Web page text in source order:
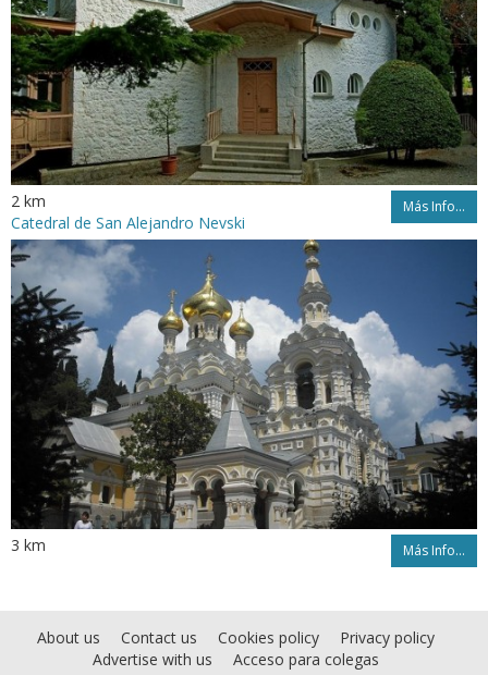
2 km Más Info...
Catedral de San Alejandro Nevski
3 km Más Info...
About us Contact us Cookies policy
Privacy policy
Advertise with us
Acceso para colegas